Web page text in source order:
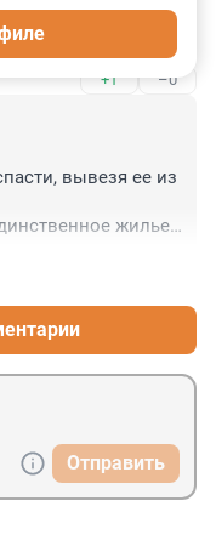
и наступают
не могут.
+1 –0
вывезя ее из
жилье,
Отправить